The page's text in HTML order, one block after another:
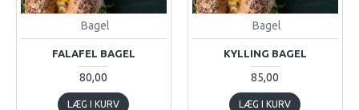
Bagel
FALAFEL BAGEL
80,00
LÆG I KURV
Bagel
KYLLING BAGEL
85,00
LÆG I KURV